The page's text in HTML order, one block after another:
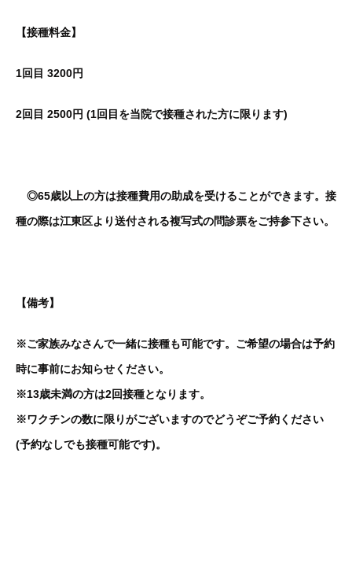
【接種料金】
1回目 3200円
2回目 2500円 (1回目を当院で接種された方に限ります)
◎65歳以上の方は接種費用の助成を受けることができます。 接
種の際は江東区より送付される複写式の問診票をご持参下さい。
【備考】
※ご家族みなさんで一緒に接種も可能です。ご希望の場合は予約
時に事前にお知らせください。
※13歳未満の方は2回接種となります。
※ワクチンの数に限りがございますのでどうぞご予約ください
(予約なしでも接種可能です)。